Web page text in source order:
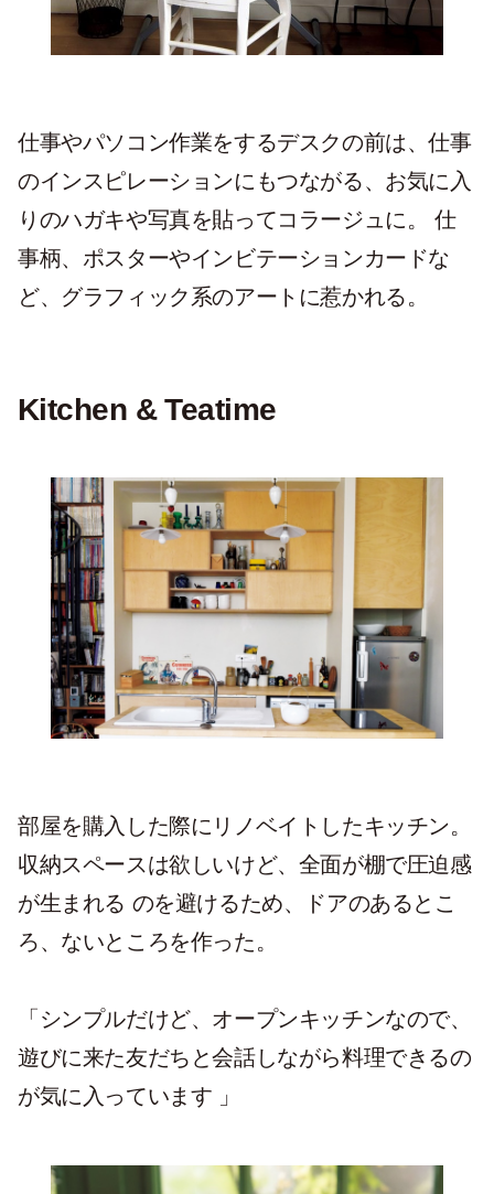
仕事やパソコン作業をするデスクの前は、仕事
のインスピレーションにもつながる、お気に入
りのハガキや写真を貼ってコラージュに。 仕
事柄、ポスターやインビテーションカードな
ど、グラフィック系のアートに惹かれる。
Kitchen & Teatime
部屋を購入した際にリノベイトしたキッチン。
収納スペースは欲しいけど、全面が棚で圧迫感
が生まれる のを避けるため、ドアのあるとこ
ろ、ないところを作った。
「シンプルだけど、オープンキッチンなので、
遊びに来た友だちと会話しながら料理できるの
が気に入っています 」